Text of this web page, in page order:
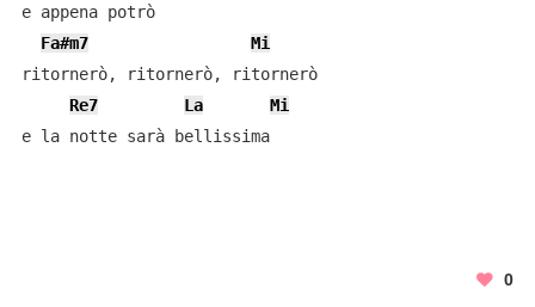
e appena potrò
Fa#m7
Mi
ritornerò, ritornerò, ritornerò
Re7
La
Mi
e la notte sarà bellissima
0